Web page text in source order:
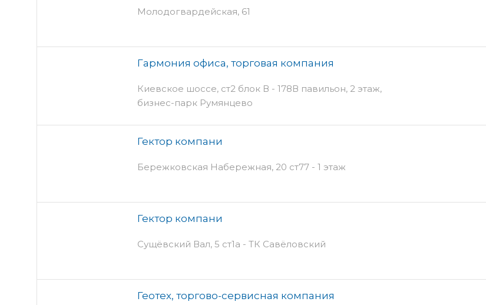
Молодогвардейская, 61
Гармония офиса, торговая компания
Киевское шоссе, ст2 блок В - 178В павильон, 2 этаж,
бизнес-парк Румянцево
Гектор компани
Бережковская Набережная, 20 ст77 - 1 этаж
Гектор компани
Сущёвский Вал, 5 ст1а - ТК Савёловский
Геотех, торгово-сервисная компания